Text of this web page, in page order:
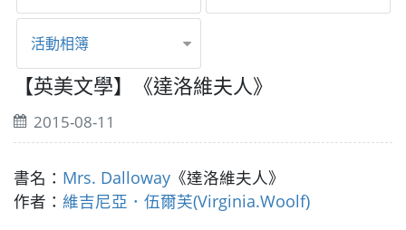
活動相簿
【英美文學】《達洛維夫人》
2015-08-11
書名： Mrs. Dalloway 《達洛維夫人》
作者： 維吉尼亞．伍爾芙(Virginia.Woolf)